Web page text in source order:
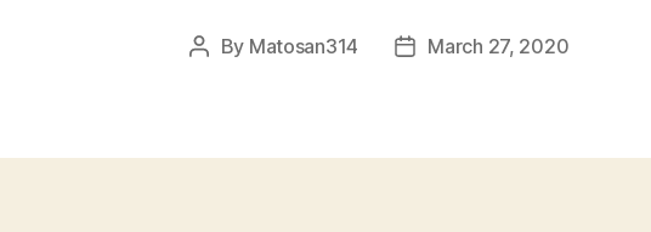
Post
By Matosan314
PostMarch 27, 2020